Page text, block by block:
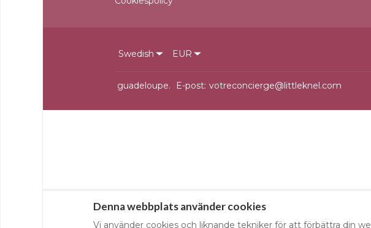
Swedish EUR
guadeloupe. E-post: votreconcierge@littleknel.com
Denna webbplats använder cookies
Vi använder cookies och liknande tekniker för att förbättra din